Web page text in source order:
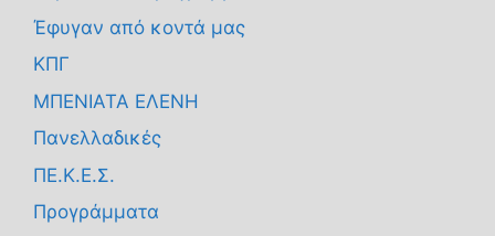
Έφυγαν από κοντά μας
ΚΠΓ
ΜΠΕΝΙΑΤΑ ΕΛΕΝΗ
Πανελλαδικές
ΠΕ.Κ.Ε.Σ.
Προγράμματα